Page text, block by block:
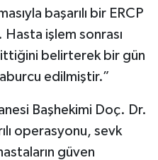
başarılı bir ERCP
işlem sonrası
belirterek bir gün
edilmiştir.”
Başhekimi Doç. Dr.
operasyonu, sevk
güven